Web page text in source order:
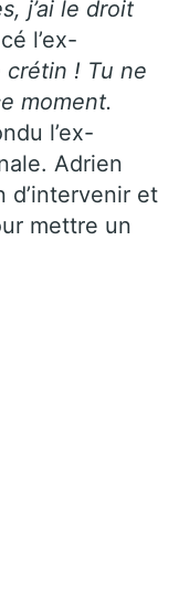
j’ai le droit
l’ex-
crétin ! Tu ne
moment.
l’ex-
Adrien
d’intervenir et
mettre un